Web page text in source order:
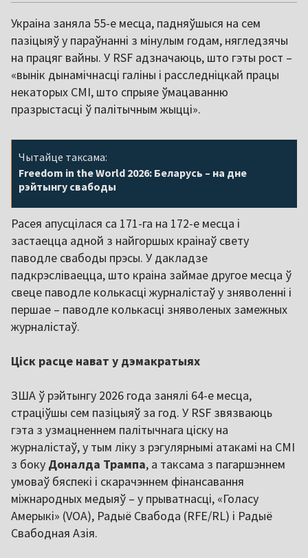
Украіна заняла 55-е месца, падняўшыся на сем
пазіцыяў у параўнанні з мінулым годам, нягледзячы
на працяг вайны. У RSF адзначаюць, што гэты рост –
«вынік дынамічнасці галіны і расследніцкай працы
некаторых СМІ, што спрыяе ўмацаванню
празрыстасці ў палітычным жыцці».
Чытайце таксама:
Freedom in the World 2026: Беларусь – на дне
рэйтынгу свабоды
Расея апусцілася са 171-га на 172-е месца і
застаецца адной з найгоршых краінаў свету
паводле свабоды прэсы. У дакладзе
падкрэсліваецца, што краіна займае другое месца ў
свеце паводле колькасці журналістаў у зняволенні і
першае – паводле колькасці зняволеных замежных
журналістаў.
Ціск расце нават у дэмакратыях
ЗША ў рэйтынгу 2026 года занялі 64-е месца,
страціўшы сем пазіцыяў за год. У RSF звязваюць
гэта з узмацненнем палітычнага ціску на
журналістаў, у тым ліку з рэгулярнымі атакамі на СМІ
з боку Доналда Трампа, а таксама з пагаршэннем
умоваў бяспекі і скарачэннем фінансавання
міжнародных медыяў – у прыватнасці, «Голасу
Амерыкі» (VOA), Радыё Свабода (RFE/RL) і Радыё
Свабодная Азія.